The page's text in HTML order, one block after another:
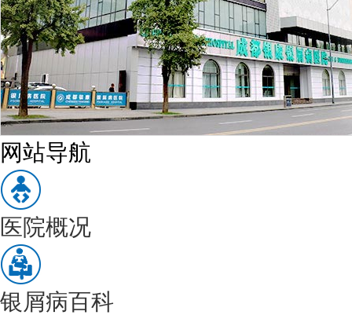
网站导航
医院概况
银屑病百科